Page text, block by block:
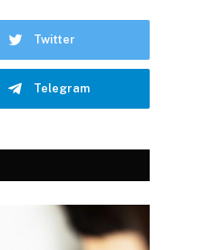
Twitter
Telegram